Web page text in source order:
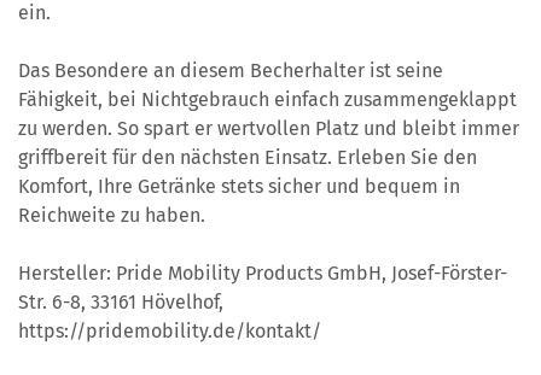
ein.
Das Besondere an diesem Becherhalter ist seine
Fähigkeit, bei Nichtgebrauch einfach zusammengeklappt
zu werden. So spart er wertvollen Platz und bleibt immer
griffbereit für den nächsten Einsatz. Erleben Sie den
Komfort, Ihre Getränke stets sicher und bequem in
Reichweite zu haben.
Hersteller: Pride Mobility Products GmbH, Josef-Förster-
Str. 6-8, 33161 Hövelhof,
https://pridemobility.de/kontakt/